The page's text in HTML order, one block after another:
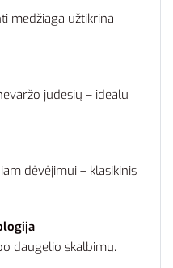
medžiaga užtikrina
judesių – idealu
dėvėjimui – klasikinis
daugelio skalbimų.